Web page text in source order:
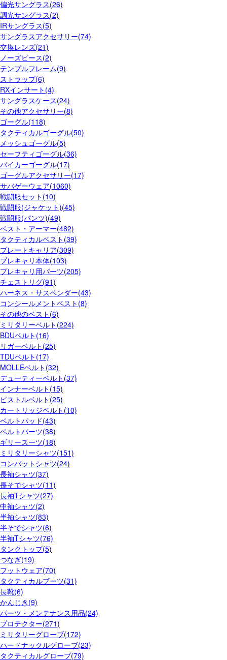
偏光サングラス(26)
調光サングラス(2)
IRサングラス(5)
サングラスアクセサリー(74)
交換レンズ(21)
ノーズピース(2)
テンプルフレーム(9)
ストラップ(6)
RXインサート(4)
サングラスケース(24)
その他アクセサリー(8)
ゴーグル(118)
タクティカルゴーグル(50)
メッシュゴーグル(5)
セーフティゴーグル(36)
バイカーゴーグル(17)
ゴーグルアクセサリー(17)
サバゲーウェア(1060)
戦闘服セット(10)
戦闘服(ジャケット)(45)
戦闘服(パンツ)(49)
ベスト・アーマー(482)
タクティカルベスト(39)
プレートキャリア(309)
プレキャリ本体(103)
プレキャリ用パーツ(205)
チェストリグ(91)
ハーネス・サスペンダー(43)
コンシールメントベスト(8)
その他のベスト(6)
ミリタリーベルト(224)
BDUベルト(16)
リガーベルト(25)
TDUベルト(17)
MOLLEベルト(32)
デューティーベルト(37)
インナーベルト(15)
ピストルベルト(25)
カートリッジベルト(10)
ベルトパッド(43)
ベルトパーツ(38)
ギリースーツ(18)
ミリタリーシャツ(151)
コンバットシャツ(24)
長袖シャツ(37)
長そでシャツ(11)
長袖Tシャツ(27)
中袖シャツ(2)
半袖シャツ(83)
半そでシャツ(6)
半袖Tシャツ(76)
タンクトップ(5)
つなぎ(19)
フットウェア(70)
タクティカルブーツ(31)
長靴(6)
かんじき(9)
パーツ・メンテナンス用品(24)
プロテクター(271)
ミリタリーグローブ(172)
ハードナックルグローブ(23)
タクティカルグローブ(79)